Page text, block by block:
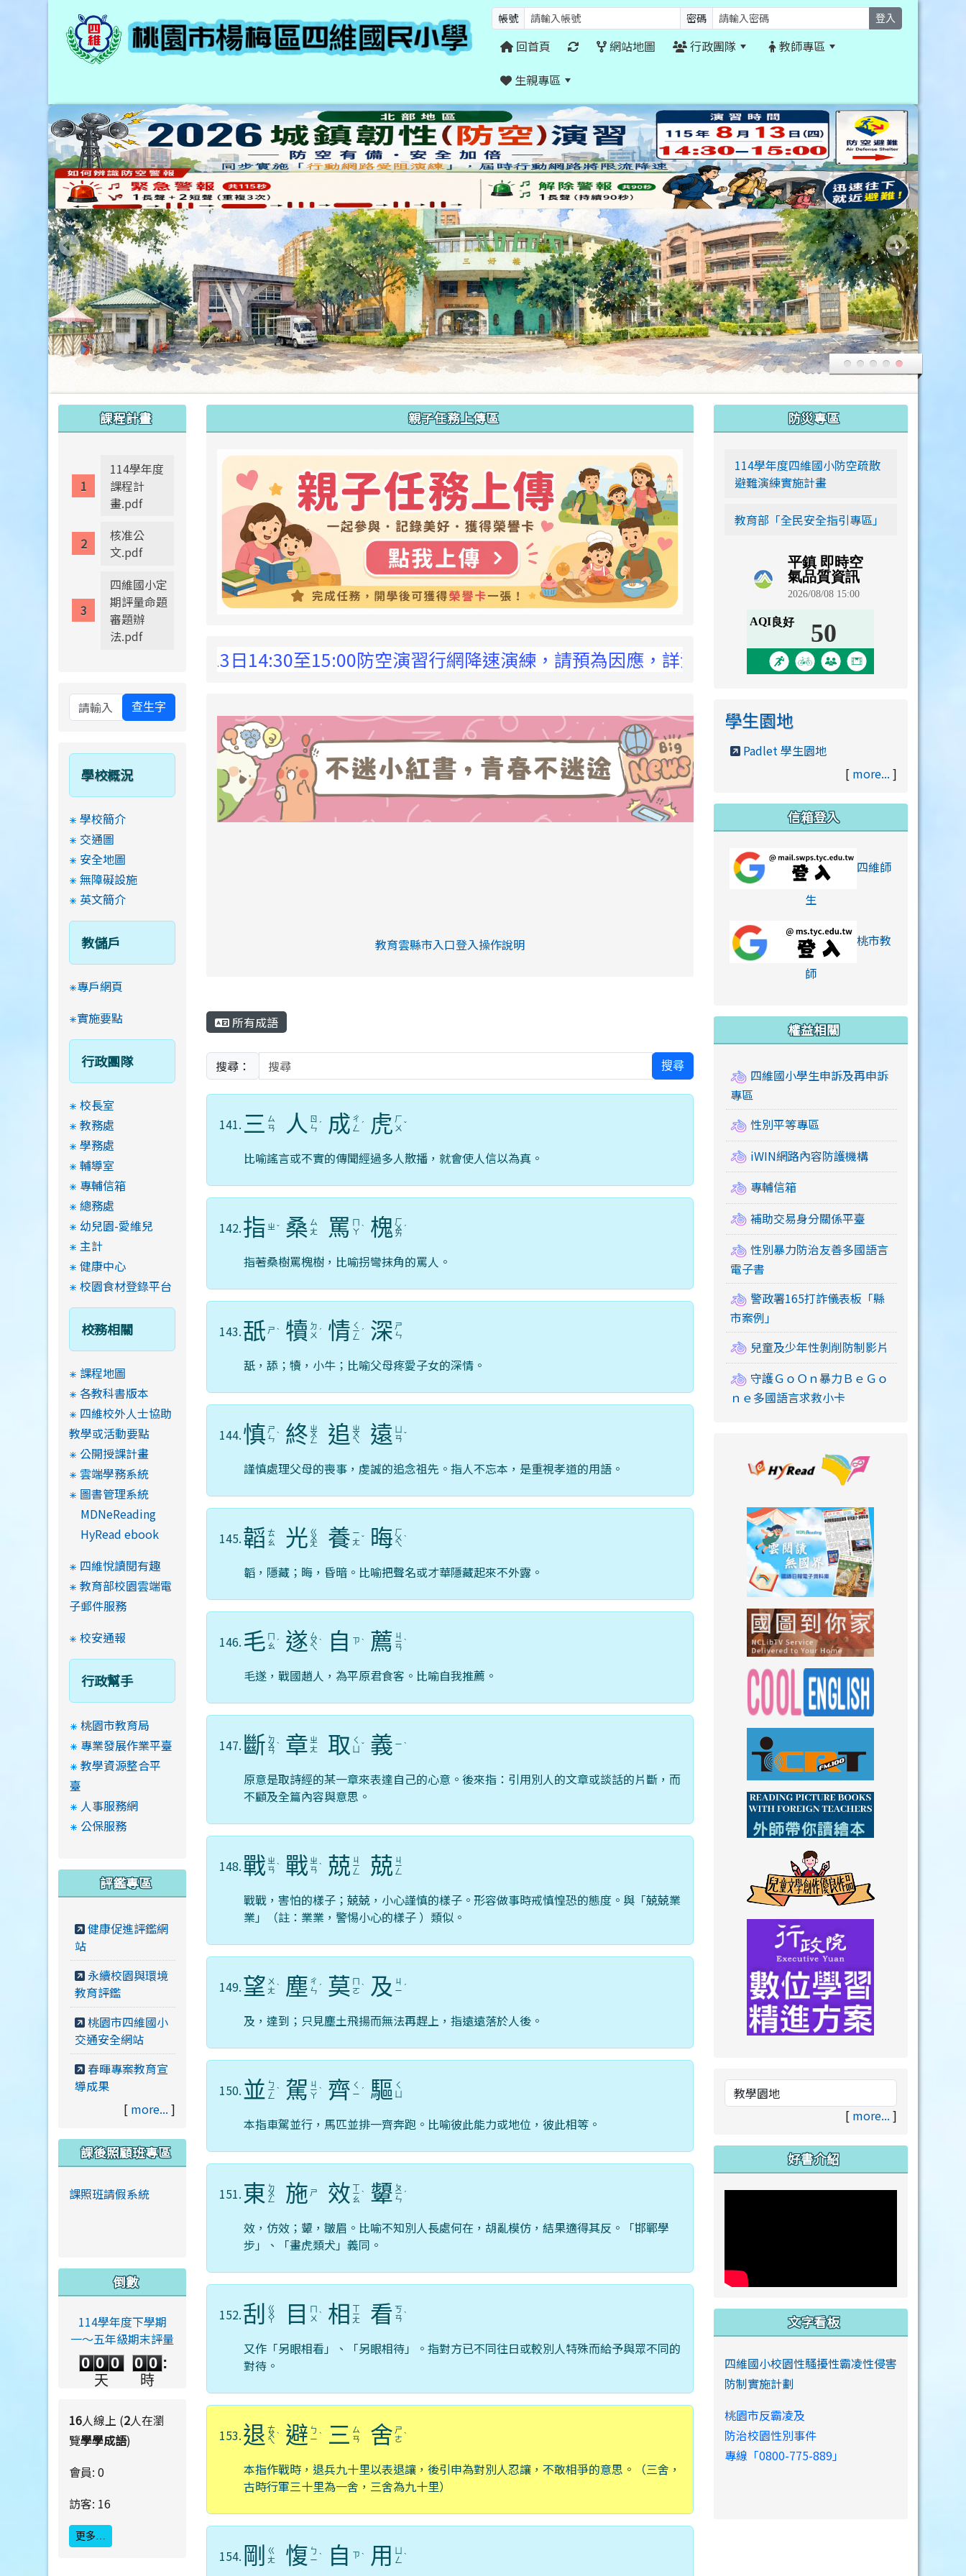
帳號 密碼 登入
回首頁 網站地圖 行政團隊
教師專區
生親專區
親子任務上傳區
link to https://siwei-family.work-
8月13日14:30至15:00防空演習行網降速演練，請預為因應，詳洽NCC官網
link to https://eliteracy.edu.tw/Shorts/xiaohongshu.html
link to https://eliteracy.edu.tw/Shorts/xiaohongshu.html
教育雲縣市入口登入操作說明
link to https://eliteracy.edu.tw/Shorts/xiaohongshu.html
所有成語
搜尋： 搜尋
141. 三 ㄙ
ㄢ
人 ㄖ
ㄣ ˊ 成 ㄔ
ㄥ ˊ 虎 ㄏ
ㄨ ˇ
比喻謠言或不實的傳聞經過多人散播，就會使人信以為真。
142.指 ㄓ ˇ 桑 ㄙ
ㄤ
罵 ㄇ
ㄚ ˋ 槐 ㄏ
ㄨ
ㄞ
ˊ
指著桑樹罵槐樹，比喻拐彎抹角的罵人。
143.舐 ㄕ ˋ 犢 ㄉ
ㄨ ˊ 情 ㄑ
ㄧ
ㄥ
ˊ 深 ㄕ
ㄣ
舐，舔；犢，小牛；比喻父母疼愛子女的深情。
144.慎 ㄕ
ㄣ ˋ 終 ㄓ
ㄨ
ㄥ 追 ㄓ
ㄨ
ㄟ 遠 ㄢ ˇ
謹慎處理父母的喪事，虔誠的追念祖先。指人不忘本，是重視孝道的用語。
145.韜 ㄊ
ㄠ
光 ㄍ
ㄨ
ㄤ 養 ㄧ
ㄤ ˇ 晦 ㄏ
ㄨ
ㄟ
ˋ
韜，隱藏；晦，昏暗。比喻把聲名或才華隱藏起來不外露。
146. 毛 ㄇ
ㄠ ˊ 遂 ㄙ
ㄨ
ㄟ
ˋ 自 ㄗ ˋ 薦 ㄐ
ㄧ
ㄢ
ˋ
毛遂，戰國趙人，為平原君食客。比喻自我推薦。
147. 斷 ㄉ
ㄨ
ㄢ
ˋ 章 ㄓ
ㄤ
取 ㄑ
ˇ 義 ㄧ ˋ
原意是取詩經的某一章來表達自己的心意。後來指：引用別人的文章或談話的片斷，而
不顧及全篇內容與意思。
148.戰 ㄓ
ㄢ ˋ 戰 ㄓ
ㄢ ˋ 兢 ㄐ
ㄧ
ㄥ 兢 ㄐ
ㄧ
ㄥ
戰戰，害怕的樣子；兢兢，小心謹慎的樣子。形容做事時戒慎惶恐的態度。與「兢兢業
業」（註：業業，警惕小心的樣子 ）類似。
149.望 ㄨ
ㄤ ˋ 塵 ㄔ
ㄣ ˊ 莫 ㄇ
ㄛ ˋ 及 ㄐ
ㄧ ˊ
及，達到；只見塵土飛揚而無法再趕上，指遠遠落於人後。
150. 並 ㄅ
ㄧ
ㄥ
ˋ 駕 ㄐ
ㄧ
ㄚ
ˋ 齊 ㄑ
ㄧ ˊ 驅 ㄑ
本指車駕並行，馬匹並排一齊奔跑。比喻彼此能力或地位，彼此相等。
151. 東 ㄉ
ㄨ
ㄥ 施 ㄕ 效 ㄒ
ㄧ
ㄠ
ˋ 顰 ㄆ
ㄧ
ㄣ
ˊ
效，仿效；顰，皺眉。比喻不知別人長處何在，胡亂模仿，結果適得其反。「邯鄲學
步」、「畫虎類犬」義同。
152.刮 ㄍ
ㄨ
ㄚ 目
ㄇ
ㄨ ˋ 相 ㄒ
ㄧ
ㄤ 看 ㄎ
ㄢ ˋ
又作「另眼相看」、「另眼相待」。指對方已不同往日或較別人特殊而給予與眾不同的
對待。
153.退 ㄊ
ㄨ
ㄟ
ˋ 避 ㄅ
ㄧ ˋ 三 ㄙ
ㄢ
舍 ㄕ
ㄜ ˋ
本指作戰時，退兵九十里以表退讓，後引申為對別人忍讓，不敢相爭的意思。（三舍，
古時行軍三十里為一舍，三舍為九十里）
154. 剛
ㄍ
ㄤ
愎 ㄅ
ㄧ ˋ 自 ㄗ ˋ 用
ㄥ ˋ
課程計畫
114學年度
課程計
畫.pdf
核准公
文.pdf
四維國小定
期評量命題
審題辦
法.pdf
查生字
學校概況
學校簡介
交通圖
安全地圖
無障礙設施
英文簡介
教儲戶
專戶網頁
實施要點
行政團隊
校長室
教務處
學務處
輔導室
專輔信箱
總務處
幼兒園-愛維兒
主計
健康中心
校園食材登錄平台
校務相關
課程地圖
各教科書版本
四維校外人士協助
教學或活動要點
公開授課計畫
雲端學務系統
圖書管理系統
MDNeReading
HyRead ebook
四維悅讀閱有趣
教育部校園雲端電
子郵件服務
校安通報
行政幫手
桃園市教育局
專業發展作業平臺
教學資源整合平
臺
人事服務網
公保服務
評鑑專區
健康促進評鑑網
站
永續校園與環境
教育評鑑
桃園市四維國小
交通安全網站
春暉專案教育宣
導成果
[ more... ]
課後照顧班專區
課照班請假系統
倒數
114學年度下學期
一～五年級期末評量
0
0
0
0
0
0
天
0
0
0
0
時
:
0 0
分
0
秒
16人線上 (2人在瀏
覽學學成語)
會員: 0
訪客: 16
更多…
防災專區
114學年度四維國小防空疏散
避難演練實施計畫
教育部「全民安全指引專區」
學生園地
Padlet 學生園地
[ more... ]
信箱登入
四維師
生link to https://
桃市教
師link to https://
權益相關
四維國小學生申訴及再申訴
專區
性別平等專區
iWIN網路內容防護機構
專輔信箱
補助交易身分關係平臺
性別暴力防治友善多國語言
電子書
警政署165打詐儀表板「縣
市案例」
兒童及少年性剝削防制影片
守護ＧｏＯｎ暴力ＢｅＧｏ
ｎｅ多國語言求救小卡
link to https://
link to https://
link to http://www.icrt.com.tw/
link to https://www.youtube.com/
[ more... ]
好書介紹
文字看板
四維國小校園性騷擾性霸凌性侵害
防制實施計劃
桃園市反霸凌及
防治校園性別事件
專線「0800-775-889」